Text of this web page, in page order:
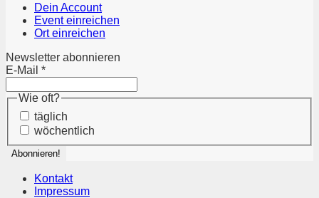
Dein Account
Event einreichen
Ort einreichen
Newsletter abonnieren
E-Mail *
Wie oft?
täglich
wöchentlich
Kontakt
Impressum